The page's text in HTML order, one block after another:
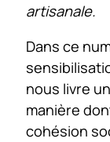
artisanale.
Dans ce
nous livre
manière
cohésion